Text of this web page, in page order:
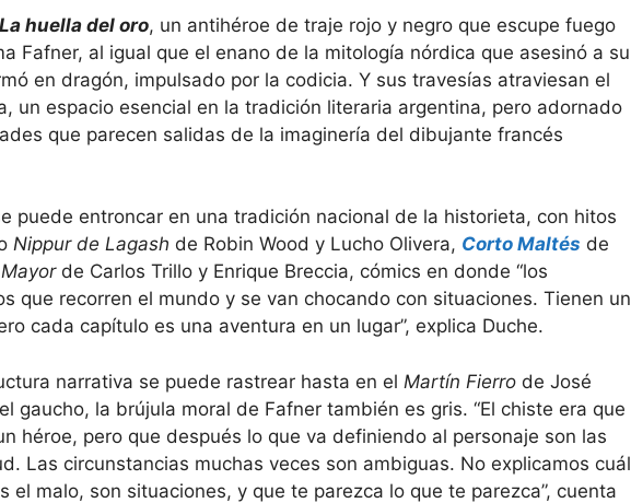
La huella del oro, un antihéroe de traje rojo y negro que escupe fuego
Fafner, al igual que el enano de la mitología nórdica que asesinó a su
en dragón, impulsado por la codicia. Y sus travesías atraviesan el
un espacio esencial en la tradición literaria argentina, pero adornado
que parecen salidas de la imaginería del dibujante francés
puede entroncar en una tradición nacional de la historieta, con hitos
Nippur de Lagash de Robin Wood y Lucho Olivera, Corto Maltés de
de Carlos Trillo y Enrique Breccia, cómics en donde “los
que recorren el mundo y se van chocando con situaciones. Tienen un
cada capítulo es una aventura en un lugar”, explica Duche.
narrativa se puede rastrear hasta en el Martín Fierro de José
gaucho, la brújula moral de Fafner también es gris. “El chiste era que
héroe, pero que después lo que va definiendo al personaje son las
Las circunstancias muchas veces son ambiguas. No explicamos cuál
el malo, son situaciones, y que te parezca lo que te parezca”, cuenta